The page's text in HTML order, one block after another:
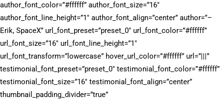
author_font_color=”#ffffff” author_font_size=”16″
author_font_line_height=”1″ author_font_align=”center” author=”–
Erik, SpaceX” url_font_preset=”preset_0″ url_font_color=”#ffffff”
url_font_size=”16″ url_font_line_height=”1″
url_font_transform=”lowercase” hover_url_color=”#ffffff” url=”|||”
testimonial_font_preset=”preset_0″ testimonial_font_color=”#ffffff”
testimonial_font_size=”16″ testimonial_font_align=”center”
thumbnail_padding_divider=”true”